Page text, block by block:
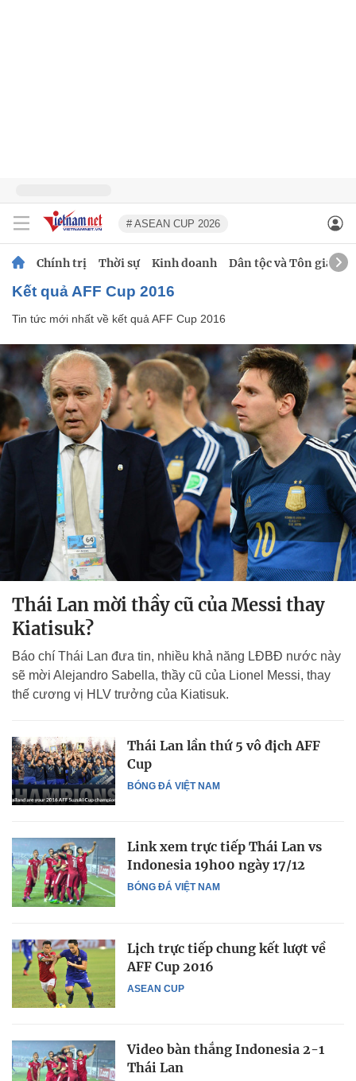
# ASEAN CUP 2026
Chính trị Thời sự Kinh doanh Dân tộc và Tôn giáo
kết quả AFF Cup 2016
Tin tức mới nhất về kết quả AFF Cup 2016
Thái Lan mời thầy cũ của Messi thay
Kiatisuk?
Báo chí Thái Lan đưa tin, nhiều khả năng LĐBĐ nước này
sẽ mời Alejandro Sabella, thầy cũ của Lionel Messi, thay
thế cương vị HLV trưởng của Kiatisuk.
BÓNG ĐÁ VIỆT NAM
Thái Lan lần thứ 5 vô địch AFF
Cup
BÓNG ĐÁ VIỆT NAM
Link xem trực tiếp Thái Lan vs
Indonesia 19h00 ngày 17/12
ASEAN CUP
Lịch trực tiếp chung kết lượt về
AFF Cup 2016
Video bàn thắng Indonesia 2-1
Thái Lan